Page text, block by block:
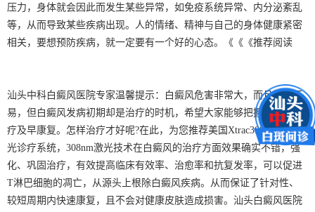
压力，身体就会因此而发生某些异常，如免疫系统异常、内分泌紊乱
等，从而导致某些疾病出现。人的情绪、精神与自己的身体健康紧密
相关，要想预防疾病，就一定要有一个好的心态。《《《推荐阅读
汕头中科白癜风医院专家温馨提示：白癜风危害非常大，而且治疗不
易，但白癜风发病初期却是治疗的时机，希望大家能够把握，及时治
疗及早康复。怎样治疗才好呢?在此，为您推荐美国Xtrac308nm极速激
光诊疗系统，308nm激光技术在白癜风的治疗方面效果确实不错，强
化、巩固治疗，有效提高临床有效率、治愈率和抗复发率，可以促进
T淋巴细胞的凋亡，从源头上根除白癜风疾病。从而保证了针对性、
较短周期内快速康复，且不会对健康皮肤造成损害。汕头白癜风医院